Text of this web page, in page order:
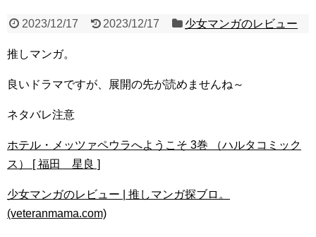
2023/12/17 2023/12/17 少女マンガのレビュー
推しマンガ。
良いドラマですが、展開の先が読めませんね～
ネタバレ注意
ホテル・メッツァペウラへようこそ 3巻 （ハルタコミック
ス） [ 福田 星良 ]
少女マンガのレビュー | 推しマンガ探ブロ。
(veteranmama.com)